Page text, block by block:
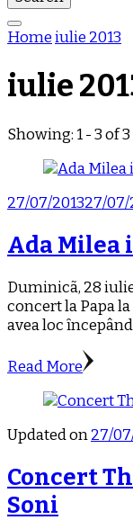
Homeiulie 2013
iulie
Showing: 1 - 3 of 3
27/07/201327/07/
Ada Milea
Duminicã, 28
concert la Papa
avea loc ȋncepând
Read More
Updated on27/
Concert
Soni